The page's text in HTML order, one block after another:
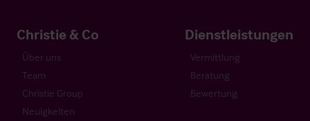
Christie & Co
Über uns
Team
Christie Group
Neuigkeiten
Dienstleistungen
Vermittlung
Beratung
Bewertung